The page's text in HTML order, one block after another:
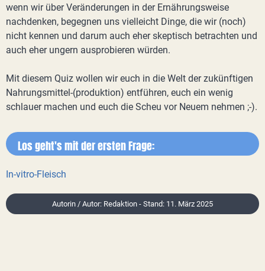
wenn wir über Veränderungen in der Ernährungsweise
nachdenken, begegnen uns vielleicht Dinge, die wir (noch)
nicht kennen und darum auch eher skeptisch betrachten und
auch eher ungern ausprobieren würden.
Mit diesem Quiz wollen wir euch in die Welt der zukünftigen
Nahrungsmittel-(produktion) entführen, euch ein wenig
schlauer machen und euch die Scheu vor Neuem nehmen ;-).
Los geht's mit der ersten Frage:
In-vitro-Fleisch
Autorin / Autor: Redaktion - Stand: 11. März 2025